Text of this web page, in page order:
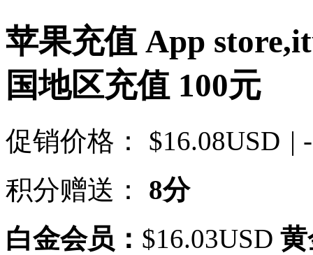
苹果充值 App
国地区充值 100元
促销价格： $16.08USD |
积分赠送：
8分
白金会员： $16.03USD